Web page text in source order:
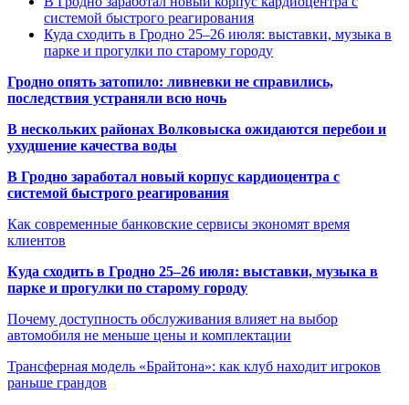
системой быстрого реагирования
Куда сходить в Гродно 25–26 июля: выставки, музыка в
парке и прогулки по старому городу
Гродно опять затопило: ливневки не справились,
последствия устраняли всю ночь
В нескольких районах Волковыска ожидаются перебои и
ухудшение качества воды
В Гродно заработал новый корпус кардиоцентра с
системой быстрого реагирования
Как современные банковские сервисы экономят время
клиентов
Куда сходить в Гродно 25–26 июля: выставки, музыка в
парке и прогулки по старому городу
Почему доступность обслуживания влияет на выбор
автомобиля не меньше цены и комплектации
Трансферная модель «Брайтона»: как клуб находит игроков
раньше грандов